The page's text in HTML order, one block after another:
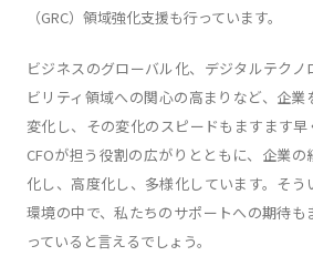
（GRC）領域強化支援も行っています。
ビジネスのグローバル化、デジタルテク
ビリティ領域への関心の高まりなど、企業
変化し、その変化のスピードもますます
CFOが担う役割の広がりとともに、企業
化し、高度化し、多様化しています。そ
環境の中で、私たちのサポートへの期待
っていると言えるでしょう。